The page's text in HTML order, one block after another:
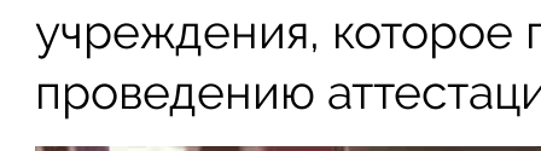
учреждения, которое
проведению